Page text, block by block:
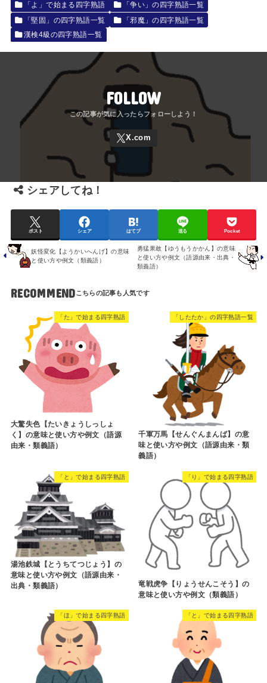
「よ」で始まる四字熟語
「争い」の四字熟語一覧
「堅固」の四字熟語一覧
「邪魔」の四字熟語一覧
漢検4級の四字熟語一覧
FOLLOW
シェアしてね！
ポスト シェア はてブ 送る Pocket
妖怪変化【ようかいへんげ】の意味
と使い方や例文（類義語）
勇猛果敢【ゆうもうかかん】の意味
と使い方や例文（語源由来・出典・
類義語）
RECOMMEND
「た」で始まる四字熟語
大驚失色【たいきょうしっしょ
く】の意味と使い方や例文（語源
由来・類義語）
「したたか」の四字熟語一覧
千軍万馬【せんぐんまんば】の意
味と使い方や例文（語源由来・類
義語）
「と」で始まる四字熟語
湯池鉄城【とうちてつじょう】の
意味と使い方や例文（語源由来・
出典・類義語）
「り」で始まる四字熟語
竜戦虎争【りょうせんこそう】の
意味と使い方や例文（類義語）
「ほ」で始まる四字熟語 「と」で始まる四字熟語